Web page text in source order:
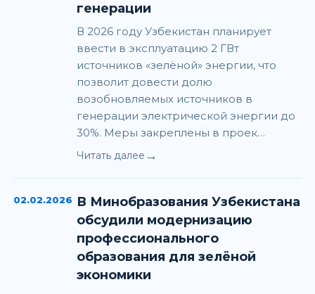
генерации
В 2026 году Узбекистан планирует
ввести в эксплуатацию 2 ГВт
источников «зелёной» энергии, что
позволит довести долю
возобновляемых источников в
генерации электрической энергии до
30%. Меры закреплены в проек…
Читать далее →
02.02.2026 В Минобразования Узбекистана
обсудили модернизацию
профессионального
образования для зелёной
экономики